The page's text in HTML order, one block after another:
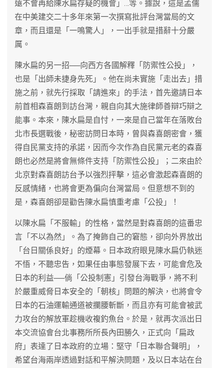
遠不會再給陳水扁存疑的機會」…等。據說，這是孟儒
在中美建交二十多年來第一次撰寫批評台灣當局的文
章，而且還是「一鳴驚人」，一出手就是措辭十分嚴
厲。
陳水扁的另一招──向西方各國解釋「防禦性公投」，
也是「出師未捷身先死」。他在尚未實施「走出去」措
施之前，就先行採取「請進來」的手法，首先邀請日本
前首相森喜朗到訪台灣，親自向其大施律師善辯巧辯之
能事。本來，陳水扁是自忖，一來是自己當年在落敗台
北市長選戰後，秘密訪問日本時，曾與森喜朗密會，獲
得自民黨支持的承諾，因而今次作為自民黨元老的森喜
朗也必然是將會無條件支持「防禦性公投」；二來由於
北京對森喜朗訪台予以強烈抨擊，這必會激起森喜朗的
反感情緒，也將會更為偏向台灣當局。但意想不到的
是，森喜朗卻是勸告陳水扁慎重考慮「公投」！
以陳水扁「不服輸」的性格，當然是對森喜朗的這番忠
言「不以為然」。為了掩飾自己的窘態，卻向外界放出
「台日關係良好」的煙幕。日本政府眼見陳水扁仍執迷
不悟，不聽忠告，如果任由事態發展下去，可能會危及
日本的利益──倘「公投制憲」引發台海戰爭，將不利
於嚴重威脅日本安全的「朝核」問題的解決，也將會令
日本的石油運輸通道被攔腰斬斷，而且亦有可能會被武
力攻台的解放軍趁機收複釣魚台。於是，就再次派出日
本交流協會台北事務所所長內田勝久，正式向「扁政
府」表達了日本政府的立場：堅守「日本聯合聲明」，
希望台海兩岸透過對話和平解決問題，及以日本站在台